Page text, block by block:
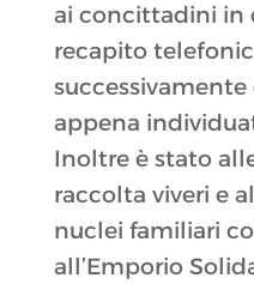
ai concittadini in
recapito
appena
Inoltre è stato
raccolta viveri e
nuclei familiari
all’Emporio